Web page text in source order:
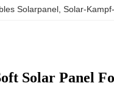
Solarpanel , Solar-
Solar Panel